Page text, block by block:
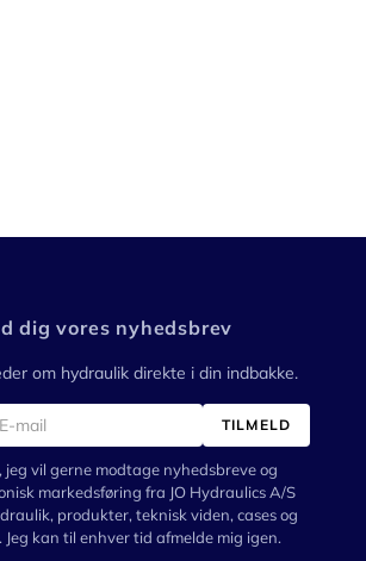
dig vores nyhedsbrev
om hydraulik direkte i din indbakke.
TILMELD
jeg vil gerne modtage nyhedsbreve og
markedsføring fra JO Hydraulics A/S
produkter, teknisk viden, cases og
Jeg kan til enhver tid afmelde mig igen.